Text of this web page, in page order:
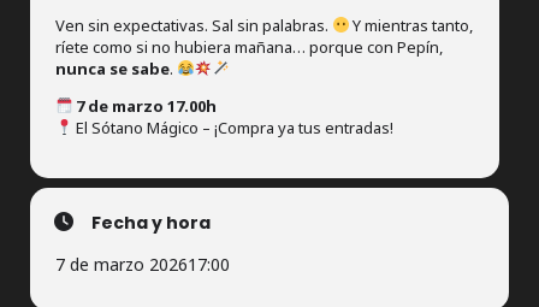
Ven sin expectativas. Sal sin palabras.
Y mientras tanto,
ríete como si no hubiera mañana… porque con Pepín,
nunca se sabe.
7 de marzo 17.00h
El Sótano Mágico – ¡Compra ya tus entradas!
Fecha y hora
7 de marzo 202617:00